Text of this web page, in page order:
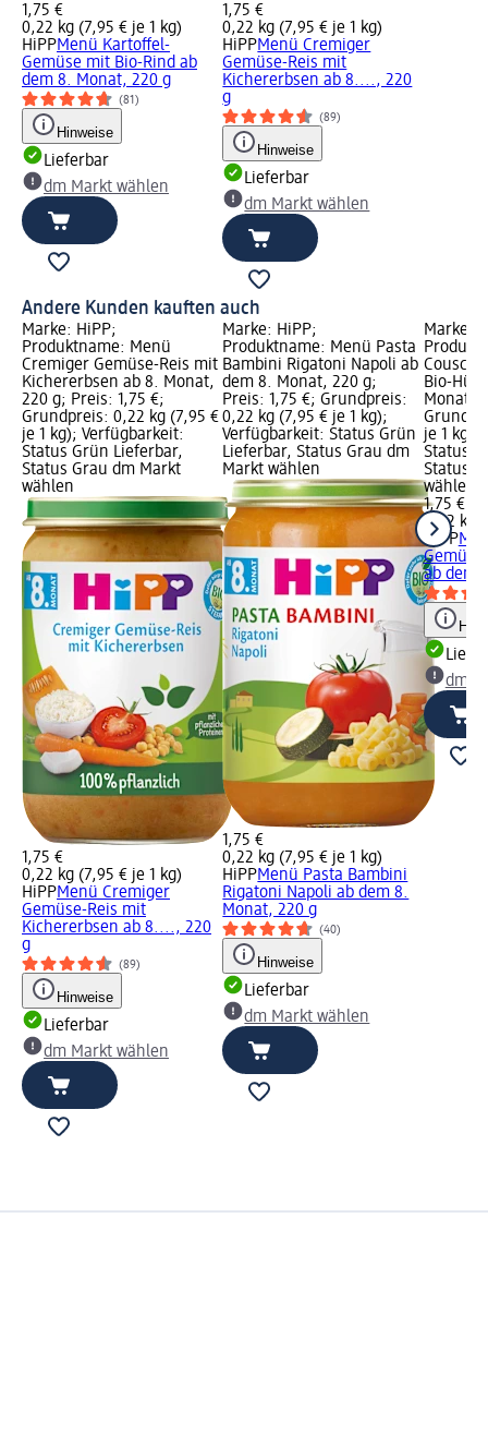
1,75 €
0,22 kg (7,95 € je 1 kg)
HiPPMenü Kartoffel-
Gemüse mit Bio-Rind ab
dem 8. Monat, 220 g
(81)
Hinweise
Lieferbar
dm Markt wählen
1,75 €
0,22 kg (7,95 € je 1 kg)
HiPPMenü Cremiger
Gemüse-Reis mit
Kichererbsen ab 8...., 220
g
(89)
Hinweise
Lieferbar
dm Markt wählen
Andere Kunden kauften auch
Marke: HiPP;
Produktname: Menü
Cremiger Gemüse-Reis mit
Kichererbsen ab 8. Monat,
220 g; Preis: 1,75 €;
Grundpreis: 0,22 kg (7,95 €
je 1 kg); Verfügbarkeit:
Status Grün Lieferbar,
Status Grau dm Markt
wählen
1,75 €
0,22 kg (7,95 € je 1 kg)
HiPPMenü Cremiger
Gemüse-Reis mit
Kichererbsen ab 8...., 220
g
(89)
Hinweise
Lieferbar
dm Markt wählen
Marke: HiPP;
Produktname: Menü Pasta
Bambini Rigatoni Napoli ab
dem 8. Monat, 220 g;
Preis: 1,75 €; Grundpreis:
0,22 kg (7,95 € je 1 kg);
Verfügbarkeit: Status Grün
Lieferbar, Status Grau dm
Markt wählen
1,75 €
0,22 kg (7,95 € je 1 kg)
HiPPMenü Pasta Bambini
Rigatoni Napoli ab dem 8.
Monat, 220 g
(40)
Hinweise
Lieferbar
dm Markt wählen
Marke:
Bio-
Monat,
je 1 kg);
Status
Status
wählen
1,75 €
0,22 kg
HiPP
ab dem
dm